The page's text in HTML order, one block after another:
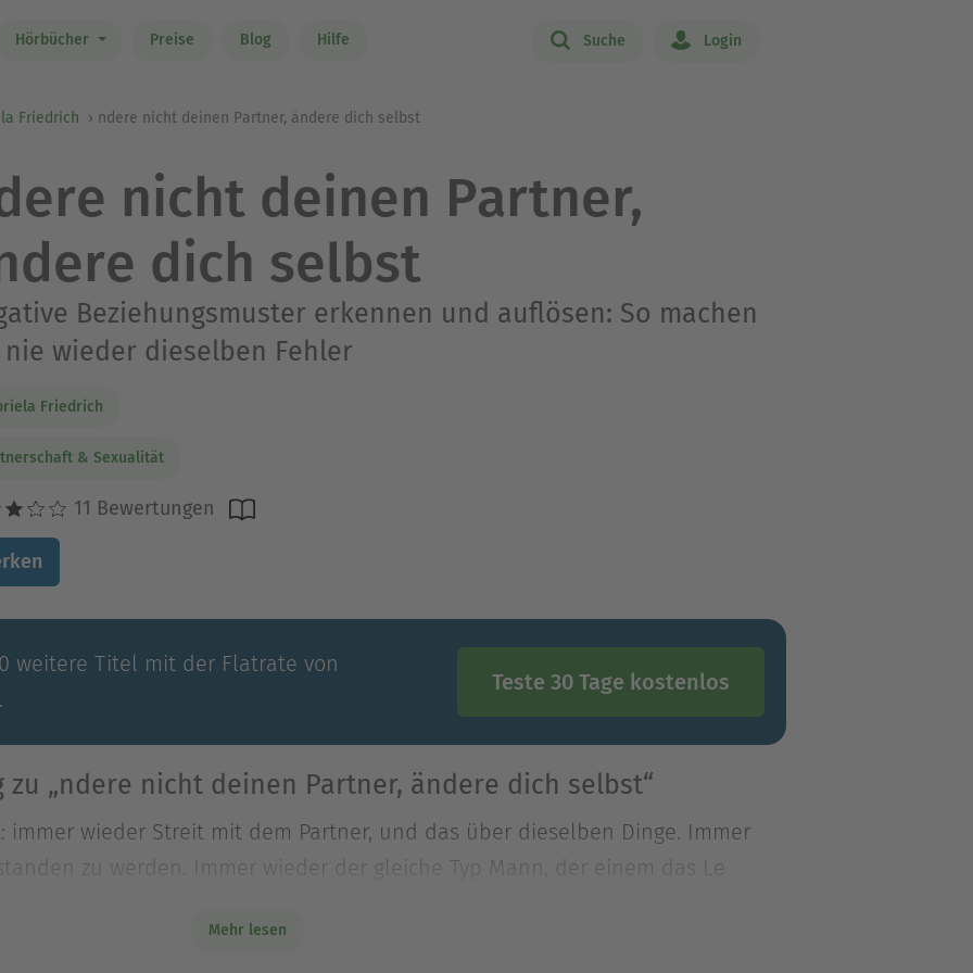
Hörbücher Preise Blog Hilfe Suche Login
Friedrich ndere nicht deinen Partner, ändere dich selbst
nicht deinen Partner,
dich selbst
Beziehungsmuster erkennen und auflösen: So machen
nie wieder dieselben Fehler
Friedrich
& Sexualität
11 Bewertungen
weitere Titel mit der Flatrate von
Teste 30 Tage kostenlos
zu „ndere nicht deinen Partner, ändere dich selbst“
immer wieder Streit mit dem Partner, und das über dieselben Dinge. Immer
zu werden. Immer wieder der gleiche Typ Mann, der einem das Le
zu werden. Immer wieder der gleiche Typ Mann, der einem das Leben
Mehr lesen